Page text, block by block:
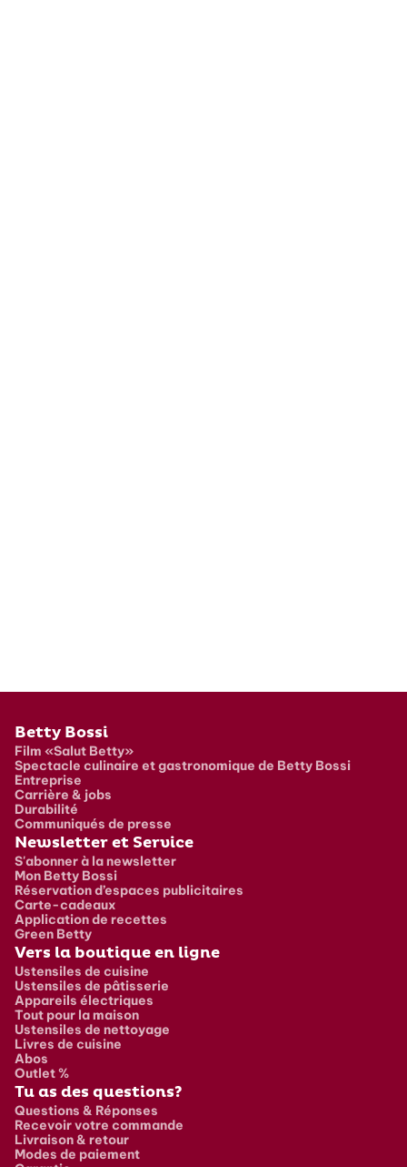
Pied de page
Betty Bossi
Film «Salut Betty»
Spectacle culinaire et gastronomique de Betty Bossi
Entreprise
Carrière & jobs
Durabilité
Communiqués de presse
Newsletter et Service
S'abonner à la newsletter
Mon Betty Bossi
Réservation d’espaces publicitaires
Carte-cadeaux
Application de recettes
Green Betty
Vers la boutique en ligne
Ustensiles de cuisine
Ustensiles de pâtisserie
Appareils électriques
Tout pour la maison
Ustensiles de nettoyage
Livres de cuisine
Abos
Outlet %
Tu as des questions?
Questions & Réponses
Recevoir votre commande
Livraison & retour
Modes de paiement